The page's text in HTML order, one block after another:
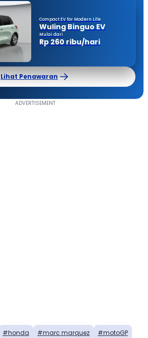
Compact EV for Modern Life
Wuling Binguo EV
Mulai dari
Rp 260 ribu/hari
Lihat Penawaran
honda marc marquez
motoGP